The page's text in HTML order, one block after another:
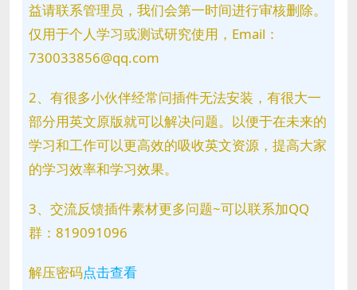
益请联系管理员，我们会第一时间进行审核删除。
仅用于个人学习或测试研究使用，Email：
730033856@qq.com
2、有很多小伙伴经常问插件无法安装，有很大一
部分用英文原版就可以解决问题。以便于在未来的
学习和工作可以更高效的吸收英文资源，提高大家
的学习效率和学习效果。
3、交流反馈插件素材更多问题~可以联系加QQ
群：819091096
解压密码点击查看